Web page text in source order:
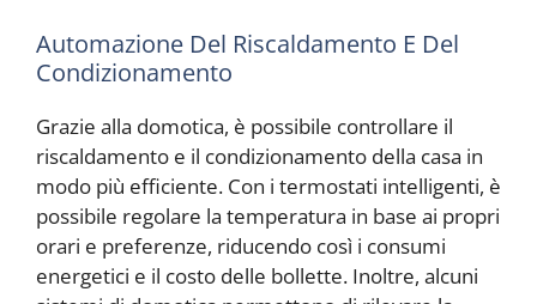
Automazione Del Riscaldamento E Del
Condizionamento
Grazie alla domotica, è possibile controllare il
riscaldamento e il condizionamento della casa in
modo più efficiente. Con i termostati intelligenti, è
possibile regolare la temperatura in base ai propri
orari e preferenze, riducendo così i consumi
energetici e il costo delle bollette. Inoltre, alcuni